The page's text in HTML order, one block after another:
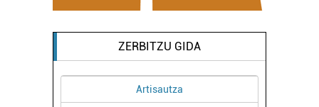
ZERBITZU GIDA
Artisautza